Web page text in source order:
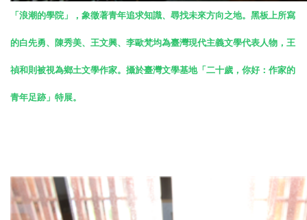
「浪潮的學院」，象徵著青年追求知識、尋找未來方向之地。黑板上所寫
的白先勇、陳秀美、王文興、李歐梵均為臺灣現代主義文學代表人物，王
禎和則被視為鄉土文學作家。攝於臺灣文學基地「二十歲，你好：作家的
青年足跡」特展。